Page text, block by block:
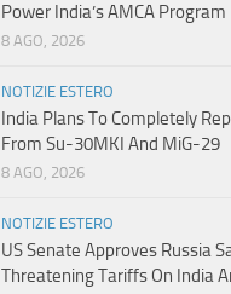
Power India’s AMCA Program
8 AGO, 2026
NOTIZIE ESTERO
India Plans To Completely
From Su-30MKI And MiG-29
8 AGO, 2026
NOTIZIE ESTERO
US Senate Approves Russia
Threatening Tariffs On India